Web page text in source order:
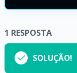
1 RESPOSTA
SOLUÇÃO!